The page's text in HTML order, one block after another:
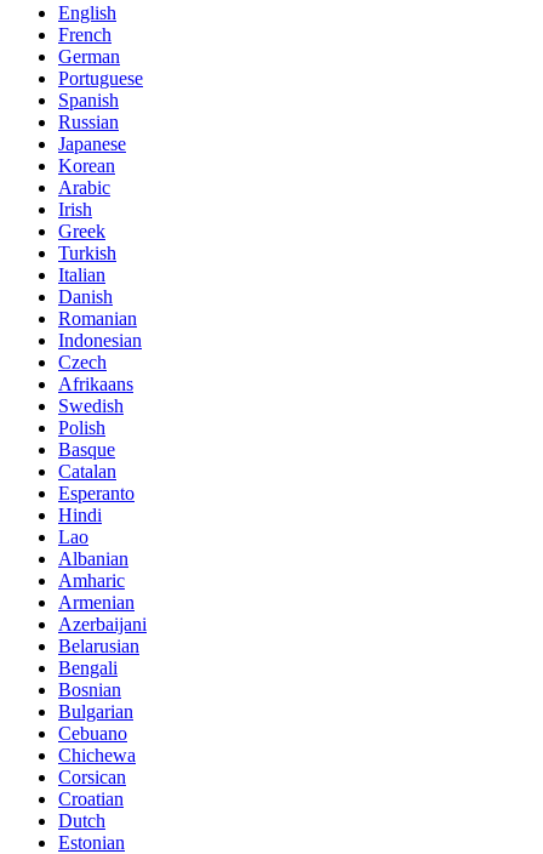
English
French
German
Portuguese
Spanish
Russian
Japanese
Korean
Arabic
Irish
Greek
Turkish
Italian
Danish
Romanian
Indonesian
Czech
Afrikaans
Swedish
Polish
Basque
Catalan
Esperanto
Hindi
Lao
Albanian
Amharic
Armenian
Azerbaijani
Belarusian
Bengali
Bosnian
Bulgarian
Cebuano
Chichewa
Corsican
Croatian
Dutch
Estonian